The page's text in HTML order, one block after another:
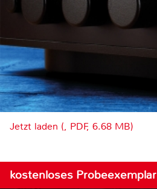
Jetzt laden (, PDF, 6.68 MB)
kostenloses Probeexemplar